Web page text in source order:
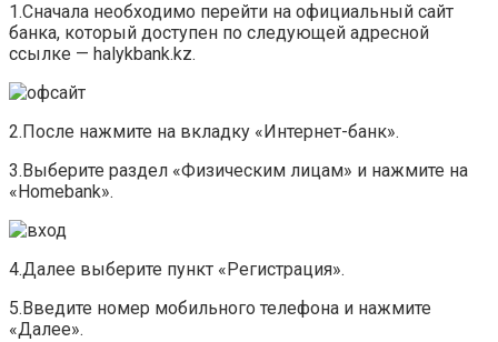
1.Сначала необходимо перейти на официальный сайт
банка, который доступен по следующей адресной
ссылке — halykbank.kz.
2.После нажмите на вкладку «Интернет-банк».
3.Выберите раздел «Физическим лицам» и нажмите на
«Homebank».
4.Далее выберите пункт «Регистрация».
5.Введите номер мобильного телефона и нажмите
«Далее».